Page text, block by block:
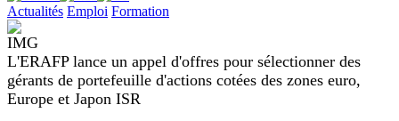
Actualités Emploi Formation
L'ERAFP lance un appel d'offres pour sélectionner des
gérants de portefeuille d'actions cotées des zones euro,
Europe et Japon ISR